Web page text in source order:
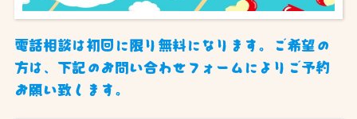
電話相談は初回に限り無料になります。ご希望の
方は、下記のお問い合わせフォームによりご予約
お願い致します。